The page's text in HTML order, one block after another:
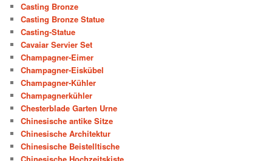
Casting Bronze
Casting Bronze Statue
Casting-Statue
Cavaiar Servier Set
Champagner-Eimer
Champagner-Eiskübel
Champagner-Kühler
Champagnerkühler
Chesterblade Garten Urne
Chinesische antike Sitze
Chinesische Architektur
Chinesische Beistelltische